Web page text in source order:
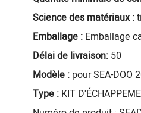
Science des matériaux :
Emballage : Emballage
Délai de livraison: 50
Modèle : pour SEA-DOO
Type : KIT